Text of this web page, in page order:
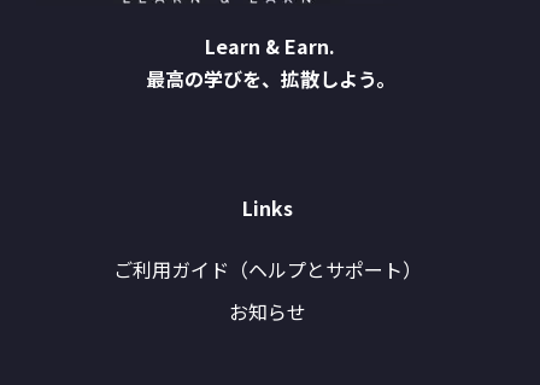
Learn & Earn.
最高の学びを、拡散しよう。
Links
ご利用ガイド（ヘルプとサポート）
お知らせ